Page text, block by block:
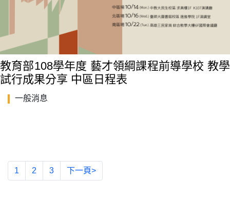
教育部108學年度 藝才領綱課程前導學校 教學
試行成果分享 中區日程表
一般消息
1 2 3 下一頁>